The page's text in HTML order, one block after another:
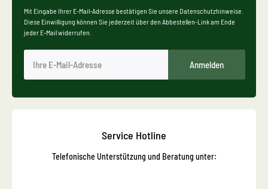
Mit Eingabe Ihrer E-Mail-Adresse bestätigen Sie unsere Datenschutzhinweise.
Diese Einwilligung können Sie jederzeit über den Abbestellen-Link am Ende
jeder E-Mail widerrufen.
Anmelden
Service Hotline
Telefonische Unterstützung und Beratung unter: